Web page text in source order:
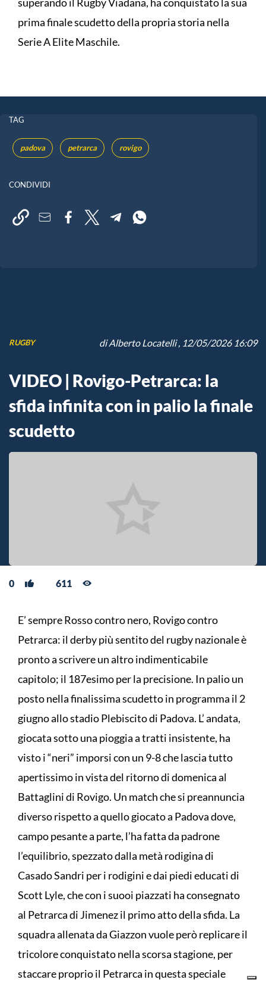
prima finale scudetto della propria storia nella
Serie A Elite Maschile.
TAG
padova petrarca rovigo
CONDIVIDI
RUGBY diAlberto Locatelli , 12/05/2026 16:09
VIDEO | Rovigo-Petrarca: la
sfida infinita con in palio la finale
scudetto
0 611
E’ sempre Rosso contro nero, Rovigo contro
Petrarca: il derby più sentito del rugby nazionale è
pronto a scrivere un altro indimenticabile
capitolo; il 187esimo per la precisione. In palio un
posto nella finalissima scudetto in programma il 2
giugno allo stadio Plebiscito di Padova. L’ andata,
giocata sotto una pioggia a tratti insistente, ha
visto i “neri” imporsi con un 9-8 che lascia tutto
apertissimo in vista del ritorno di domenica al
Battaglini di Rovigo. Un match che si preannuncia
diverso rispetto a quello giocato a Padova dove,
campo pesante a parte, l’ha fatta da padrone
l’equilibrio, spezzato dalla metà rodigina di
Casado Sandri per i rodigini e dai piedi educati di
Scott Lyle, che con i suooi piazzati ha consegnato
al Petrarca di Jimenez il primo atto della sfida. La
squadra allenata da Giazzon vuole però replicare il
tricolore conquistato nella scorsa stagione, per
staccare proprio il Petrarca in questa speciale